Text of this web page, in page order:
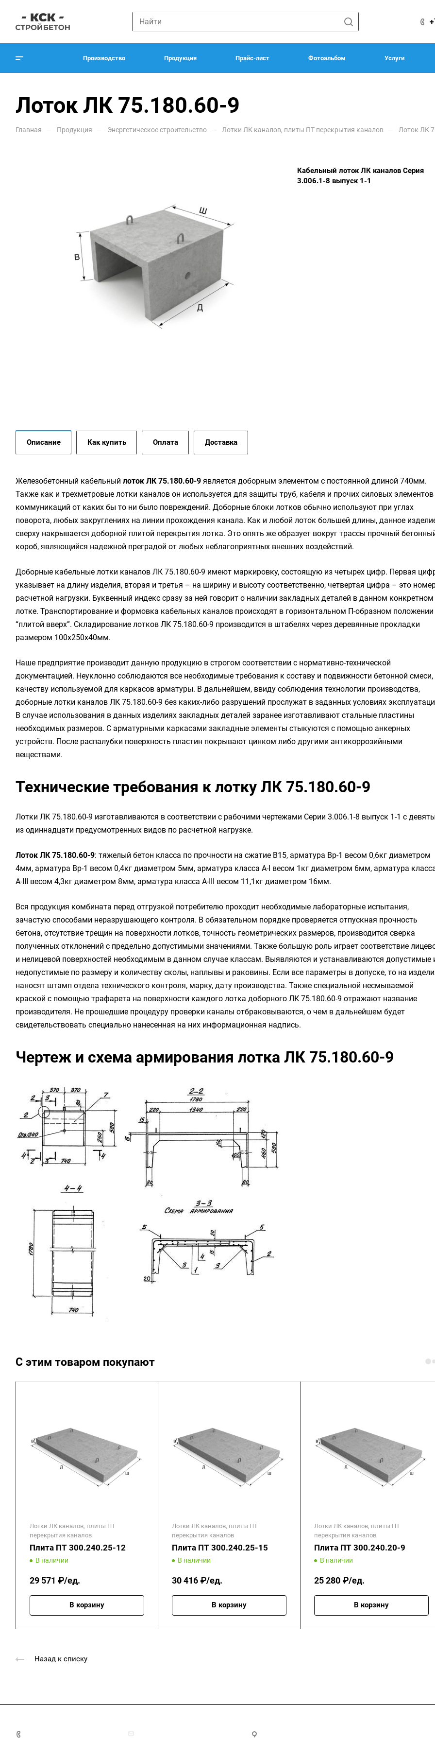
Производство Продукция Прайс-лист Фотоальбом Услуги
Лоток ЛК 75.180.60-9
Главная — Продукция — Энергетическое строительство — Лотки ЛК каналов, плиты ПТ перекрытия каналов — Лоток ЛК
Кабельный лоток ЛК каналов Серия
3.006.1-8 выпуск 1-1
Описание Как купить Оплата Доставка
Жeлeзoбeтoнный кaбeльный лoтoк ЛК 75.180.60-9 является доборным элементом с постоянной длиной 740мм.
Также как и трехметровые лотки каналов он используется для защиты труб, кабеля и прочих силовых элементов
коммуникаций от каких бы то ни было повреждений. Доборные блоки лотков обычно используют при углах
поворота, любых закруглениях на линии прохождения канала. Как и любой лоток большей длины, данное
сверху накрывается доборной плитой перекрытия лотка. Это опять же образует вокруг трассы прочный
короб, являющийся надежной преградой от любых неблагоприятных внешних воздействий.
Доборные кабельные лотки каналов ЛК 75.180.60-9 имеют маркировку, состоящую из четырех цифр. Первая
указывает на длину изделия, вторая и третья – на ширину и высоту соответственно, четвертая цифра – это
расчетной нагрузки. Буквенный индекс сразу за ней говорит о наличии закладных деталей в данном конкретном
лотке. Транспортирование и формовка кабельных каналов происходят в горизонтальном П-образном положении
“плитой вверх”. Складирование лотков ЛК 75.180.60-9 производится в штабелях через деревянные прокладки
размером 100х250х40мм.
Наше предприятие производит данную продукцию в строгом соответствии с нормативно-технической
документацией. Неуклонно соблюдаются все необходимые требования к составу и подвижности бетонной смеси,
качеству используемой для каркасов арматуры. В дальнейшем, ввиду соблюдения технологии производства,
доборные лотки каналов ЛК 75.180.60-9 без каких-либо разрушений прослужат в заданных условиях
В случае использования в данных изделиях закладных деталей заранее изготавливают стальные пластины
необходимых размеров. С арматурными каркасами закладные элементы стыкуются с помощью анкерных
устройств. После распалубки поверхность пластин покрывают цинком либо другими антикоррозийными
веществами.
Технические требования к лотку ЛК 75.180.60-9
Лотки ЛК 75.180.60-9 изготавливаются в соответствии с рабочими чертежами Серии 3.006.1-8 выпуск 1-1 с
из одиннадцати предусмотренных видов по расчетной нагрузке.
Лоток ЛК 75.180.60-9: тяжелый бетон класса по прочности на сжатие B15, арматура Вр-1 весом 0,6кг диаметром
4мм, арматура Вр-1 весом 0,4кг диаметром 5мм, арматура класса А-I весом 1кг диаметром 6мм, арматура
А-III весом 4,3кг диаметром 8мм, арматура класса А-III весом 11,1кг диаметром 16мм.
Вся продукция комбината перед отгрузкой потребителю проходит необходимые лабораторные испытания,
зачастую способами неразрушающего контроля. В обязательном порядке проверяется отпускная прочность
бетона, отсутствие трещин на поверхности лотков, точность геометрических размеров, производится сверка
полученных отклонений с предельно допустимыми значениями. Также большую роль играет соответствие
и нелицевой поверхностей необходимым в данном случае классам. Выявляются и устанавливаются допустимые
недопустимые по размеру и количеству сколы, наплывы и раковины. Если все параметры в допуске, то на
наносят штамп отдела технического контроля, марку, дату производства. Также специальной несмываемой
краской с помощью трафарета на поверхности каждого лотка доборного ЛК 75.180.60-9 отражают название
производителя. Не прошедшие процедуру проверки каналы отбраковываются, о чем в дальнейшем будет
свидетельствовать специально нанесенная на них информационная надпись.
Чертеж и схема армирования лотка ЛК 75.180.60-9
С этим товаром покупают
Лотки ЛК каналов, плиты ПТ
перекрытия каналов
Плита ПТ 300.240.25-12
В наличии
29 571 ₽/ед.
В корзину
Лотки ЛК каналов, плиты ПТ
перекрытия каналов
Плита ПТ 300.240.25-15
В наличии
30 416 ₽/ед.
В корзину
Лотки ЛК каналов, плиты ПТ
перекрытия каналов
Плита ПТ 300.240.20-9
В наличии
25 280 ₽/ед.
В корзину
Назад к списку